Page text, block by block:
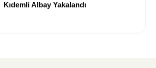
Kıdemli Albay Yakalandı